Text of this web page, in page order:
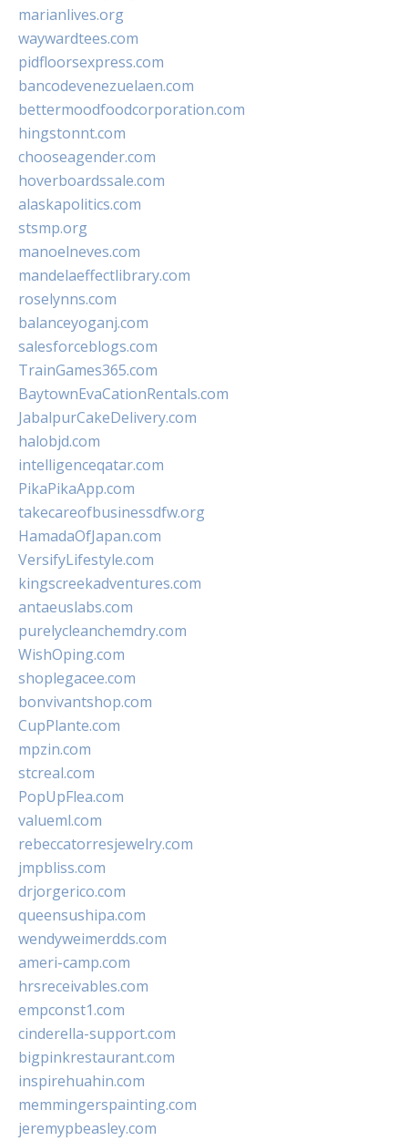
marianlives.org
waywardtees.com
pidfloorsexpress.com
bancodevenezuelaen.com
bettermoodfoodcorporation.com
hingstonnt.com
chooseagender.com
hoverboardssale.com
alaskapolitics.com
stsmp.org
manoelneves.com
mandelaeffectlibrary.com
roselynns.com
balanceyoganj.com
salesforceblogs.com
TrainGames365.com
BaytownEvaCationRentals.com
JabalpurCakeDelivery.com
halobjd.com
intelligenceqatar.com
PikaPikaApp.com
takecareofbusinessdfw.org
HamadaOfJapan.com
VersifyLifestyle.com
kingscreekadventures.com
antaeuslabs.com
purelycleanchemdry.com
WishOping.com
shoplegacee.com
bonvivantshop.com
CupPlante.com
mpzin.com
stcreal.com
PopUpFlea.com
valueml.com
rebeccatorresjewelry.com
jmpbliss.com
drjorgerico.com
queensushipa.com
wendyweimerdds.com
ameri-camp.com
hrsreceivables.com
empconst1.com
cinderella-support.com
bigpinkrestaurant.com
inspirehuahin.com
memmingerspainting.com
jeremypbeasley.com